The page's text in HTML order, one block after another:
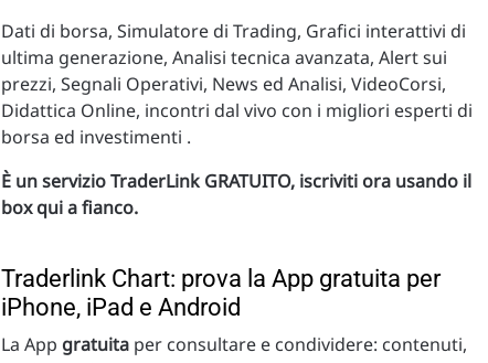
Dati di borsa, Simulatore di Trading, Grafici interattivi di
ultima generazione, Analisi tecnica avanzata, Alert sui
prezzi, Segnali Operativi, News ed Analisi, VideoCorsi,
Didattica Online, incontri dal vivo con i migliori esperti di
borsa ed investimenti .
È un servizio TraderLink GRATUITO, iscriviti ora usando il
box qui a fianco.
Traderlink Chart: prova la App gratuita per
iPhone, iPad e Android
La App gratuita per consultare e condividere: contenuti,